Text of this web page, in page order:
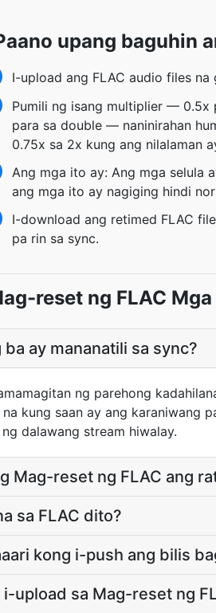
upang baguhin
I-upload ang FLAC audio files
Pumili ng isang multiplier — 0.5x
para sa double — naninirahan
0.75x sa 2x kung ang nilalaman
Ang mga ito ay: Ang mga selula
ang mga ito ay nagiging hindi
I-download ang retimed FLAC
pa rin sa sync.
reset ng FLAC
ay mananatili sa sync?
ng parehong
kung saan ay ang karaniwang
dalawang stream hiwalay.
Mag-reset ng FLAC ang
sa FLAC dito?
kong i-push ang bilis
upload sa Mag-reset ng